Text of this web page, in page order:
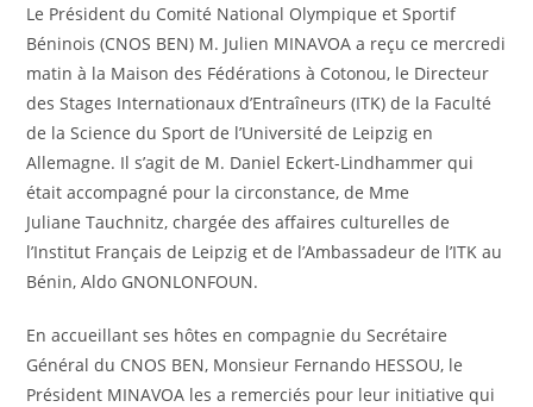
Le Président du Comité National Olympique et Sportif
Béninois (CNOS BEN) M. Julien MINAVOA a reçu ce mercredi
matin à la Maison des Fédérations à Cotonou, le Directeur
des Stages Internationaux d’Entraîneurs (ITK) de la Faculté
de la Science du Sport de l’Université de Leipzig en
Allemagne. Il s’agit de M. Daniel Eckert-Lindhammer qui
était accompagné pour la circonstance, de Mme
Juliane Tauchnitz, chargée des affaires culturelles de
l’Institut Français de Leipzig et de l’Ambassadeur de l’ITK au
Bénin, Aldo GNONLONFOUN.
En accueillant ses hôtes en compagnie du Secrétaire
Général du CNOS BEN, Monsieur Fernando HESSOU, le
Président MINAVOA les a remerciés pour leur initiative qui